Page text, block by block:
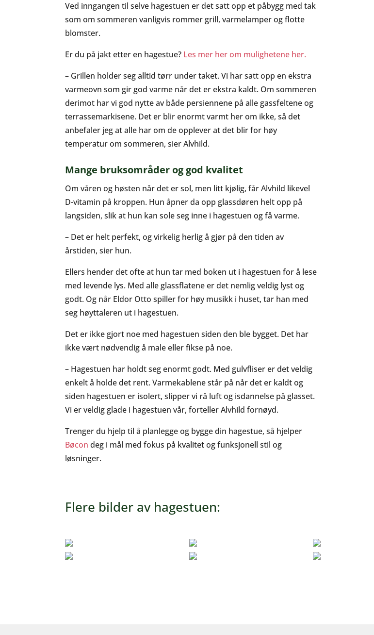
Ved inngangen til selve hagestuen er det satt opp et påbygg med tak
som om sommeren vanligvis rommer grill, varmelamper og flotte
blomster.
Er du på jakt etter en hagestue? Les mer her om mulighetene her.
– Grillen holder seg alltid tørr under taket. Vi har satt opp en ekstra
varmeovn som gir god varme når det er ekstra kaldt. Om sommeren
derimot har vi god nytte av både persiennene på alle gassfeltene og
terrassemarkisene. Det er blir enormt varmt her om ikke, så det
anbefaler jeg at alle har om de opplever at det blir for høy
temperatur om sommeren, sier Alvhild.
Mange bruksområder og god kvalitet
Om våren og høsten når det er sol, men litt kjølig, får Alvhild likevel
D-vitamin på kroppen. Hun åpner da opp glassdøren helt opp på
langsiden, slik at hun kan sole seg inne i hagestuen og få varme.
– Det er helt perfekt, og virkelig herlig å gjør på den tiden av
årstiden, sier hun.
Ellers hender det ofte at hun tar med boken ut i hagestuen for å lese
med levende lys. Med alle glassflatene er det nemlig veldig lyst og
godt. Og når Eldor Otto spiller for høy musikk i huset, tar han med
seg høyttaleren ut i hagestuen.
Det er ikke gjort noe med hagestuen siden den ble bygget. Det har
ikke vært nødvendig å male eller fikse på noe.
– Hagestuen har holdt seg enormt godt. Med gulvfliser er det veldig
enkelt å holde det rent. Varmekablene står på når det er kaldt og
siden hagestuen er isolert, slipper vi rå luft og isdannelse på glasset.
Vi er veldig glade i hagestuen vår, forteller Alvhild fornøyd.
Trenger du hjelp til å planlegge og bygge din hagestue, så hjelper
Bøcon deg i mål med fokus på kvalitet og funksjonell stil og
løsninger.
Flere bilder av hagestuen: